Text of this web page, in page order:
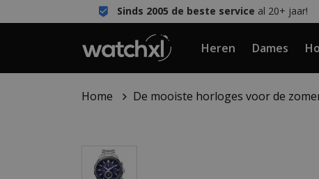
Sinds 2005 de beste service al 20+ jaar!
Heren Dames
Home De mooiste horloges voor de